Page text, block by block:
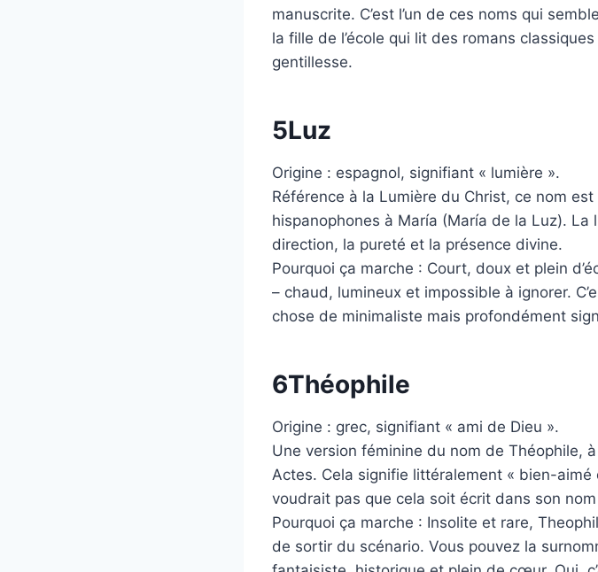
manuscrite. C’est l’un de ces noms qui
la fille de l’école qui lit des romans
gentillesse.
5Luz
Origine : espagnol, signifiant « lumière ».
Référence à la Lumière du Christ, ce nom
hispanophones à María (María de la Luz).
direction, la pureté et la présence divine.
Pourquoi ça marche : Court, doux et plein
– chaud, lumineux et impossible à ignorer.
chose de minimaliste mais profondément
6Théophile
Origine : grec, signifiant « ami de Dieu ».
Une version féminine du nom de Théophile,
Actes. Cela signifie littéralement « bien-aimé
voudrait pas que cela soit écrit dans son nom
Pourquoi ça marche : Insolite et rare,
de sortir du scénario. Vous pouvez la